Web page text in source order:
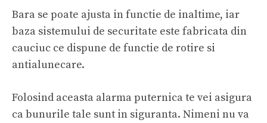
Bara se poate ajusta in functie de inaltime, iar
baza sistemului de securitate este fabricata din
cauciuc ce dispune de functie de rotire si
antialunecare.
Folosind aceasta alarma puternica te vei asigura
ca bunurile tale sunt in siguranta. Nimeni nu va